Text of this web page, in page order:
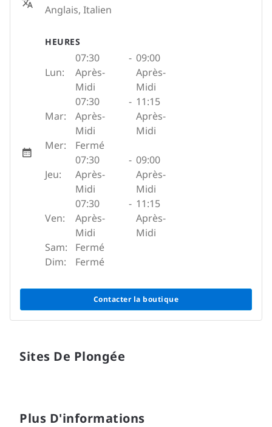
Anglais, Italien
HEURES
Lun:
07:30
Après-
Midi
- 09:00
Après-
Midi
Mar:
07:30
Après-
Midi
- 11:15
Après-
Midi
Mer:
Fermé
Jeu:
07:30
Après-
Midi
- 09:00
Après-
Midi
Ven:
07:30
Après-
Midi
- 11:15
Après-
Midi
Sam:
Fermé
Dim:
Fermé
Contacter la boutique
Sites De Plongée
Plus D'informations